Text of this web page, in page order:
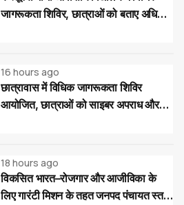
जागरूकता शिविर, छात्राओं को बताए अधिकार
16 hours ago
छात्रावास में विधिक जागरूकता शिविर
आयोजित, छात्राओं को साइबर अपराध और
18 hours ago
विकसित भारत–रोजगार और आजीविका के
लिए गारंटी मिशन के तहत जनपद पंचायत स्तर